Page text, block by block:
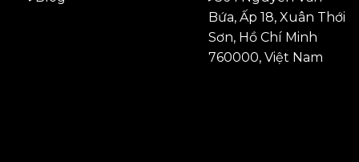
Bứa, Ấp 18, Xuân Thới
Sơn, Hồ Chí Minh
760000, Việt Nam